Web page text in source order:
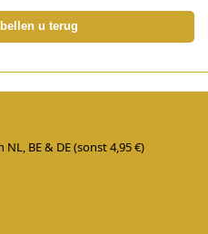
u terug
BE & DE (sonst 4,95 €)